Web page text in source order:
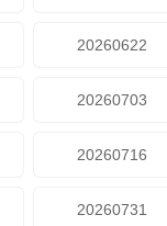
20260622
20260703
20260716
20260731